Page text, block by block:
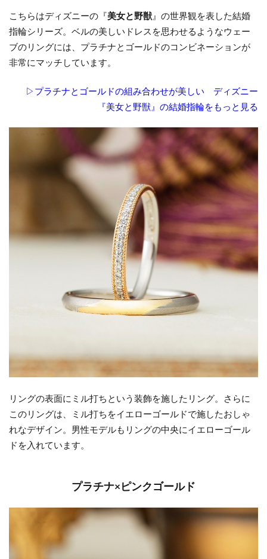
こちらはディズニーの『美女と野獣 』の世界観を表した結婚
指輪シリーズ。ベルの美しいドレスを思わせるようなウェー
ブのリングには、プラチナとゴールドのコンビネーションが
非常にマッチしています。
▷プラチナとゴールドの組み合わせが美しい ディズニー
『美女と野獣』の結婚指輪をもっと見る
リングの表面にミル打ちという装飾を施したリング。さらに
このリングは、ミル打ちをイエローゴールドで施したおしゃ
れなデザイン。男性モデルもリングの中央にイエローゴール
ドを入れています。
プラチナ×ピンクゴールド